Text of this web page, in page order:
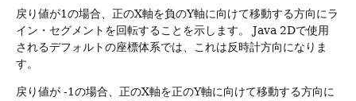
戻り値が1の場合、正のX軸を負のY軸に向けて移動する方向にラ
イン・セグメントを回転することを示します。
Java 2Dで使用
されるデフォルトの座標体系では、これは反時計方向になりま
す。
戻り値が -1の場合、正のX軸を正のY軸に向けて移動する方向に